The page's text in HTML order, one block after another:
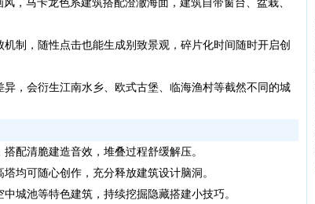
，随性点击也能生成别致景观，碎片化时间随时开启创
会衍生江南水乡、欧式古堡、临海渔村等截然不同的城
清脆建造音效，堆叠过程舒缓解压。
可随心创作，充分释放建筑设计脑洞。
池等特色建筑，持续挖掘隐藏搭建小技巧。